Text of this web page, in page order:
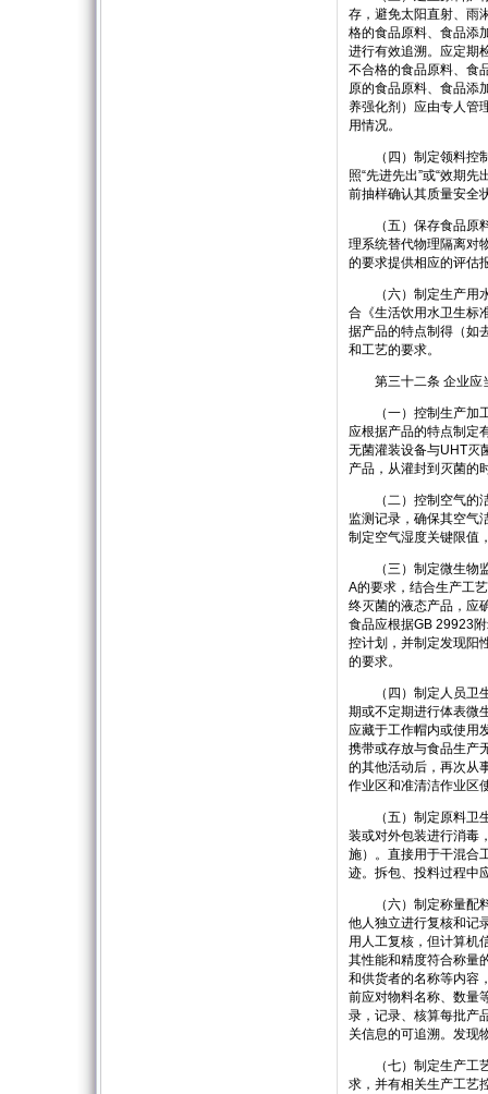
存，避免太阳直射、雨
格的食品原料、食品添
进行有效追溯。应定期
不合格的食品原料、食
原的食品原料、食品添
养强化剂）应由专人管
用情况。
（四）制定领料控制
照“先进先出”或“效期
前抽样确认其质量安全
（五）保存食品原料
理系统替代物理隔离对
的要求提供相应的评估
（六）制定生产用水
合《生活饮用水卫生标
据产品的特点制得（如
和工艺的要求。
第三十二条 企业应
（一）控制生产加工
应根据产品的特点制定
无菌灌装设备与UHT灭
产品，从灌封到灭菌的
（二）控制空气的洁
监测记录，确保其空气
制定空气湿度关键限值
（三）制定微生物监
A的要求，结合生产工
终灭菌的液态产品，应
食品应根据GB 29923
控计划，并制定发现阳
的要求。
（四）制定人员卫生
期或不定期进行体表微
应藏于工作帽内或使用
携带或存放与食品生产
的其他活动后，再次从
作业区和准清洁作业区
（五）制定原料卫生
装或对外包装进行消毒
施）。直接用于干混合
迹。拆包、投料过程中
（六）制定称量配料
他人独立进行复核和记
用人工复核，但计算机
其性能和精度符合称量
和供货者的名称等内容
前应对物料名称、数量
录，记录、核算每批产
关信息的可追溯。发现
（七）制定生产工艺
求，并有相关生产工艺